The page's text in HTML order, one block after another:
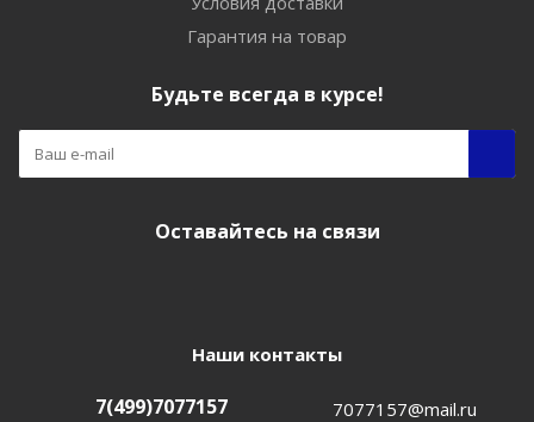
Гарантия на товар
Будьте всегда в курсе!
Оставайтесь на связи
Наши контакты
7(499)7077157 7077157@mail.ru